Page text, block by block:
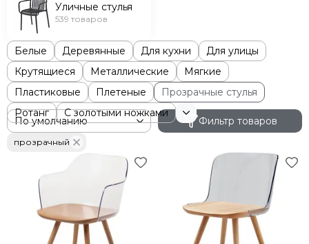
Уличные стулья
539 товаров
Белые Деревянные Для кухни
Для улицы
Крутящиеся
Металлические
Мягкие
Пластиковые
Плетеные
Прозрачные стулья
Ротанг
С золотыми ножками
Фильтр товаров
прозрачный